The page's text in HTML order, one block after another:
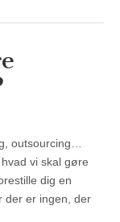
outsourcing…
vi skal gøre
dig en
der er ingen, der